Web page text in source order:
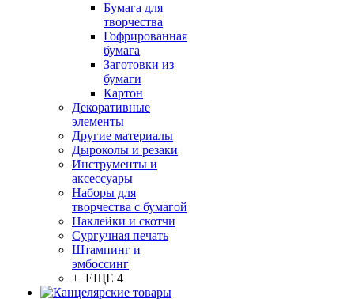
Бумага для
творчества
Гофрированная
бумага
Заготовки из
бумаги
Картон
Декоративные
элементы
Другие материалы
Дыроколы и резаки
Инструменты и
аксессуары
Наборы для
творчества с бумагой
Наклейки и скотчи
Сургучная печать
Штампинг и
эмбоссинг
+ ЕЩЕ 4